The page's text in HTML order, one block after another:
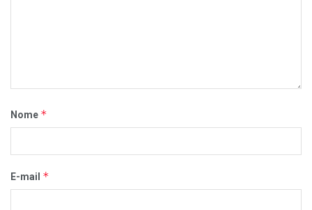
Nome *
E-mail *